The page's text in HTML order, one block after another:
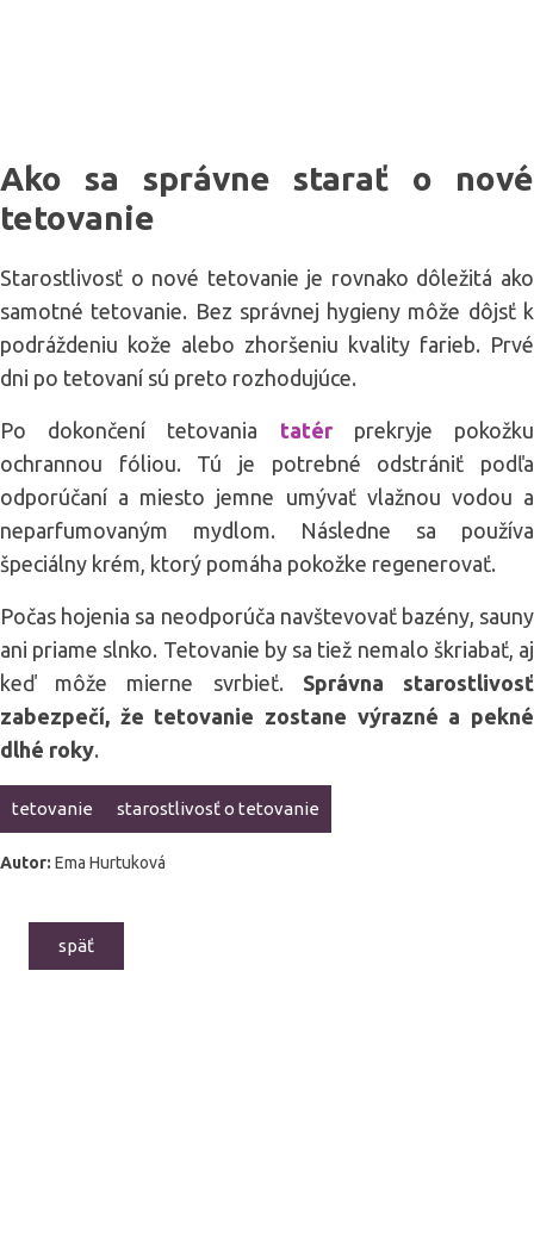
Ako sa správne starať o nové
tetovanie
Starostlivosť o nové tetovanie je rovnako dôležitá ako
samotné tetovanie. Bez správnej hygieny môže dôjsť k
podráždeniu kože alebo zhoršeniu kvality farieb. Prvé
dni po tetovaní sú preto rozhodujúce.
Po dokončení tetovania tatérprekryje pokožku
ochrannou fóliou. Tú je potrebné odstrániť podľa
odporúčaní a miesto jemne umývať vlažnou vodou a
neparfumovaným mydlom. Následne sa používa
špeciálny krém, ktorý pomáha pokožke regenerovať.
Počas hojenia sa neodporúča navštevovať bazény, sauny
ani priame slnko. Tetovanie by sa tiež nemalo škriabať, aj
keď môže mierne svrbieť. Správna starostlivosť
zabezpečí, že tetovanie zostane výrazné a pekné
dlhé roky.
tetovanie starostlivosť o tetovanie
Autor: Ema Hurtuková
späť